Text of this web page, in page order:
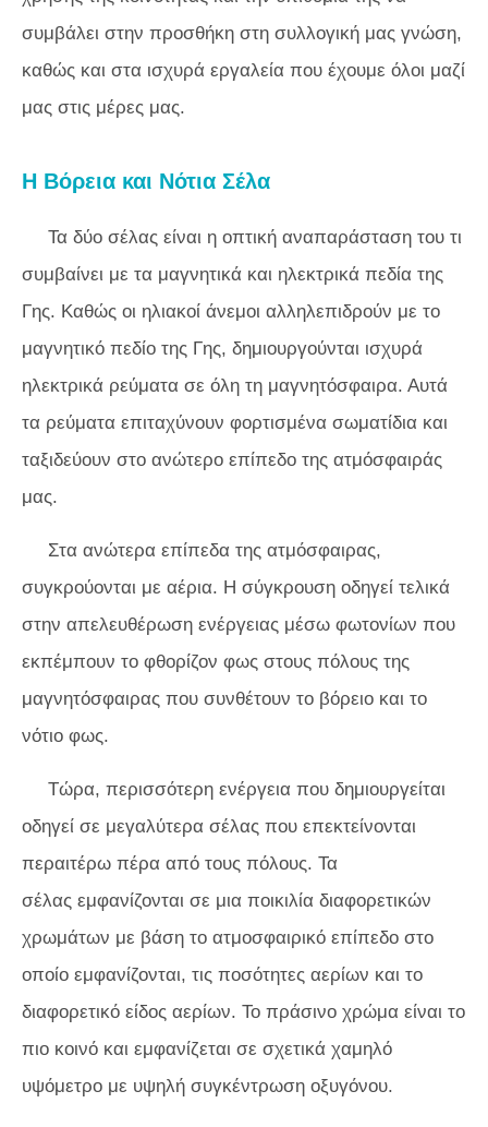
συμβάλει στην προσθήκη στη συλλογική μας γνώση,
καθώς και στα ισχυρά εργαλεία που έχουμε όλοι μαζί
μας στις μέρες μας.
Η Βόρεια και Νότια Σέλα
Τα δύο σέλας είναι η οπτική αναπαράσταση του τι
συμβαίνει με τα μαγνητικά και ηλεκτρικά πεδία της
Γης. Καθώς οι ηλιακοί άνεμοι αλληλεπιδρούν με το
μαγνητικό πεδίο της Γης, δημιουργούνται ισχυρά
ηλεκτρικά ρεύματα σε όλη τη μαγνητόσφαιρα. Αυτά
τα ρεύματα επιταχύνουν φορτισμένα σωματίδια και
ταξιδεύουν στο ανώτερο επίπεδο της ατμόσφαιράς
μας.
Στα ανώτερα επίπεδα της ατμόσφαιρας,
συγκρούονται με αέρια. Η σύγκρουση οδηγεί τελικά
στην απελευθέρωση ενέργειας μέσω φωτονίων που
εκπέμπουν το φθορίζον φως στους πόλους της
μαγνητόσφαιρας που συνθέτουν το βόρειο και το
νότιο φως.
Τώρα, περισσότερη ενέργεια που δημιουργείται
οδηγεί σε μεγαλύτερα σέλας που επεκτείνονται
περαιτέρω πέρα ​​από τους πόλους. Τα
σέλας εμφανίζονται σε μια ποικιλία διαφορετικών
χρωμάτων με βάση το ατμοσφαιρικό επίπεδο στο
οποίο εμφανίζονται, τις ποσότητες αερίων και το
διαφορετικό είδος αερίων. Το πράσινο χρώμα είναι το
πιο κοινό και εμφανίζεται σε σχετικά χαμηλό
υψόμετρο με υψηλή συγκέντρωση οξυγόνου.